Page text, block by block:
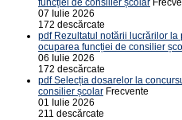
funcției de consilier școlar
07 Iulie 2026
172 descărcate
pdf Rezultatul notării lucrărilor la
ocuparea funcției de consilier
06 Iulie 2026
172 descărcate
pdf Selecția dosarelor la
consilier școlar Frecvente
01 Iulie 2026
211 descărcate